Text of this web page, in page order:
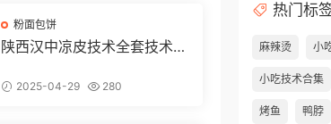
粉面包饼
陕西汉中凉皮技术全套技术配
2025-04-29 280
热门标
麻辣烫 小
小吃技术合集
烤鱼 鸭脖